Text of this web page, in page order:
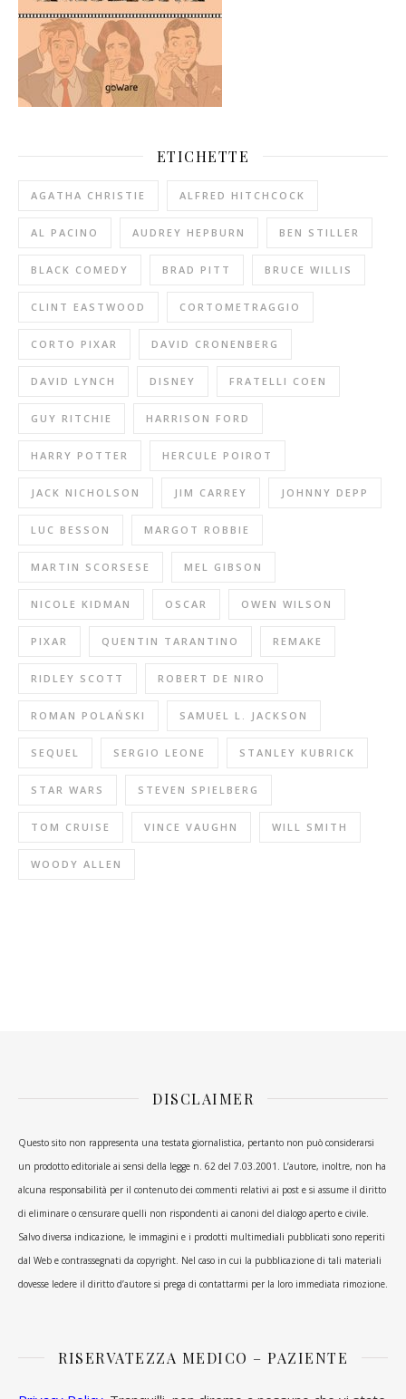
ETICHETTE
AGATHA CHRISTIE ALFRED HITCHCOCK
AL PACINO AUDREY HEPBURN BEN STILLER
BLACK COMEDY BRAD PITT BRUCE WILLIS
CLINT EASTWOOD CORTOMETRAGGIO
CORTO PIXAR DAVID CRONENBERG
DAVID LYNCH DISNEY FRATELLI COEN
GUY RITCHIE HARRISON FORD
HARRY POTTER HERCULE POIROT
JACK NICHOLSON JIM CARREY JOHNNY DEPP
LUC BESSON MARGOT ROBBIE
MARTIN SCORSESE MEL GIBSON
NICOLE KIDMAN OSCAR OWEN WILSON
PIXAR QUENTIN TARANTINO REMAKE
RIDLEY SCOTT ROBERT DE NIRO
ROMAN POLAŃSKI SAMUEL L. JACKSON
SEQUEL SERGIO LEONE STANLEY KUBRICK
STAR WARS STEVEN SPIELBERG
TOM CRUISE VINCE VAUGHN WILL SMITH
WOODY ALLEN
DISCLAIMER
Questo sito non rappresenta una testata giornalistica, pertanto non può considerarsi
un prodotto editoriale ai sensi della legge n. 62 del 7.03.2001. L’autore, inoltre, non ha
alcuna responsabilità per il contenuto dei commenti relativi ai post e si assume il diritto
di eliminare o censurare quelli non rispondenti ai canoni del dialogo aperto e civile.
Salvo diversa indicazione, le immagini e i prodotti multimediali pubblicati sono reperiti
dal Web e contrassegnati da copyright. Nel caso in cui la pubblicazione di tali materiali
dovesse ledere il diritto d’autore si prega di contattarmi per la loro immediata rimozione.
RISERVATEZZA MEDICO – PAZIENTE